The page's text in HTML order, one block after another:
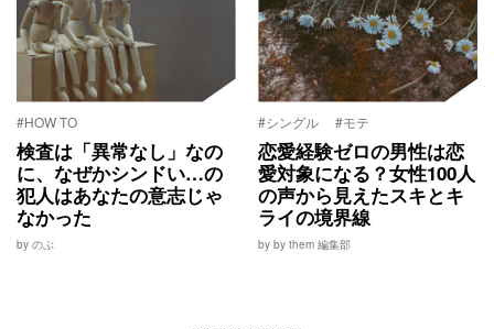
#HOW TO
検査は「異常なし」なの
に、なぜかシンドい…の
犯人はあなたの意志じゃ
なかった
by のぶ
#シングル #モテ
恋愛経験ゼロの男性は恋
愛対象になる？女性100人
の声から見えたスキとキ
ライの境界線
by by them 編集部